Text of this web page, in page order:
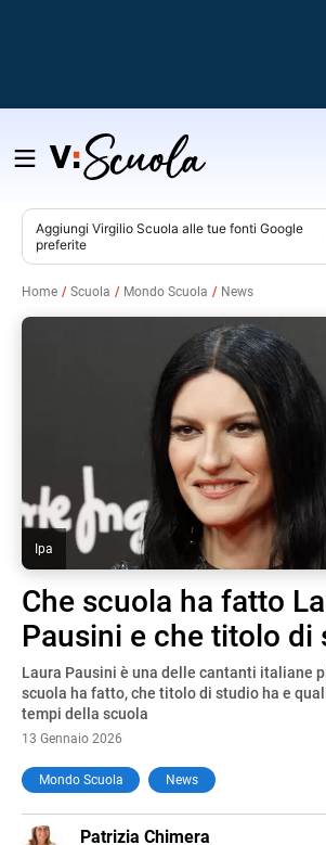
Salta
contenuto
Aggiungi Virgilio Scuola alle tue fonti Google
preferite
Home Scuola Mondo Scuola News
Ipa
Che scuola ha fatto
Pausini e che titolo di
Laura Pausini è una delle cantanti italiane
scuola ha fatto, che titolo di studio ha e
tempi della scuola
13 Gennaio 2026
Mondo Scuola News
Patrizia Chimera
E-
MAIL